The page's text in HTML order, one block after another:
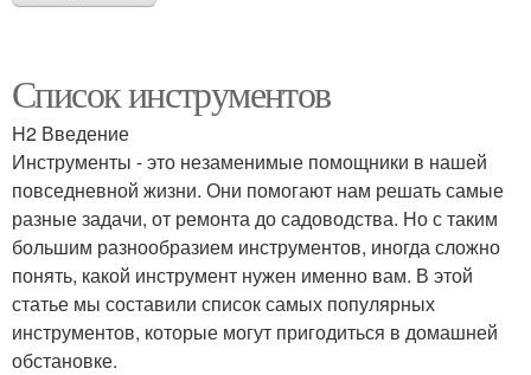
Список инструментов
H2 Введение
Инструменты - это незаменимые помощники в нашей
повседневной жизни. Они помогают нам решать самые
разные задачи, от ремонта до садоводства. Но с таким
большим разнообразием инструментов, иногда сложно
понять, какой инструмент нужен именно вам. В этой
статье мы составили список самых популярных
инструментов, которые могут пригодиться в домашней
обстановке.